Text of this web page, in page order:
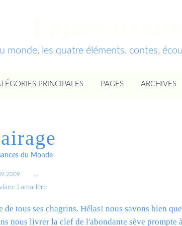
monde, les quatre éléments, contes,
PRINCIPALES PAGES ARCHIVES
du Monde
Lamarlère
tous ses chagrins. Hélas! nous savons bien
nous livrer la clef de l'abondante sève prompte à